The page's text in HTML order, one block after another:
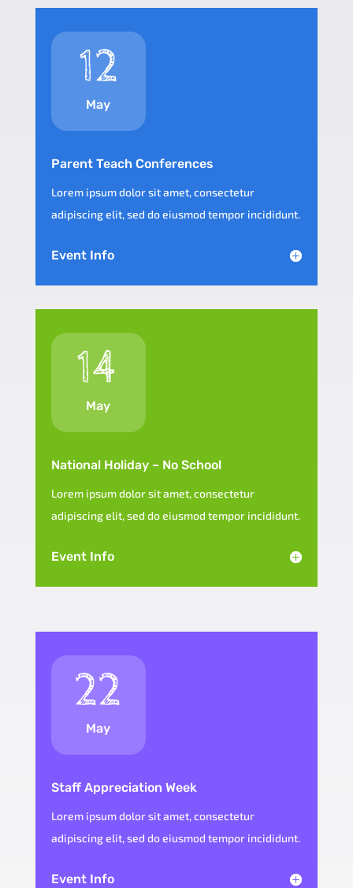
12
May
Parent Teach Conferences
Lorem ipsum dolor sit amet, consectetur
adipiscing elit, sed do eiusmod tempor incididunt.
Event Info
14
May
National Holiday – No School
Lorem ipsum dolor sit amet, consectetur
adipiscing elit, sed do eiusmod tempor incididunt.
Event Info
22
May
Staff Appreciation Week
Lorem ipsum dolor sit amet, consectetur
adipiscing elit, sed do eiusmod tempor incididunt.
Event Info